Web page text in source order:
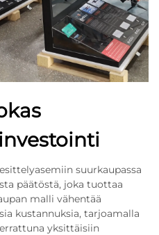
suurkaupassa
päätöstä, joka tuottaa
malli vähentää
kustannuksia, tarjoamalla
yksittäisiin